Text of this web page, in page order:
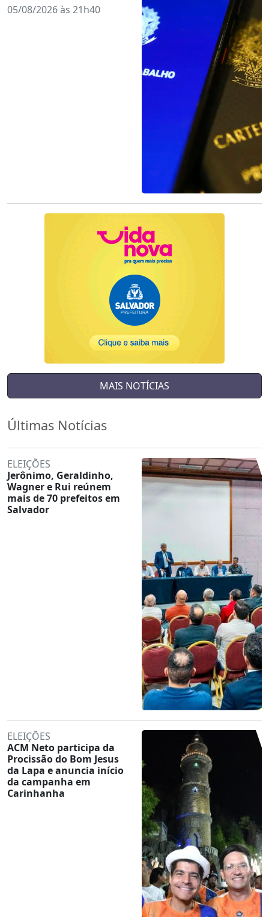
05/08/2026 às 21h40
MAIS NOTÍCIAS
Últimas Notícias
ELEIÇÕES
Jerônimo, Geraldinho,
Wagner e Rui reúnem
mais de 70 prefeitos em
Salvador
ELEIÇÕES
ACM Neto participa da
Procissão do Bom Jesus
da Lapa e anuncia início
da campanha em
Carinhanha